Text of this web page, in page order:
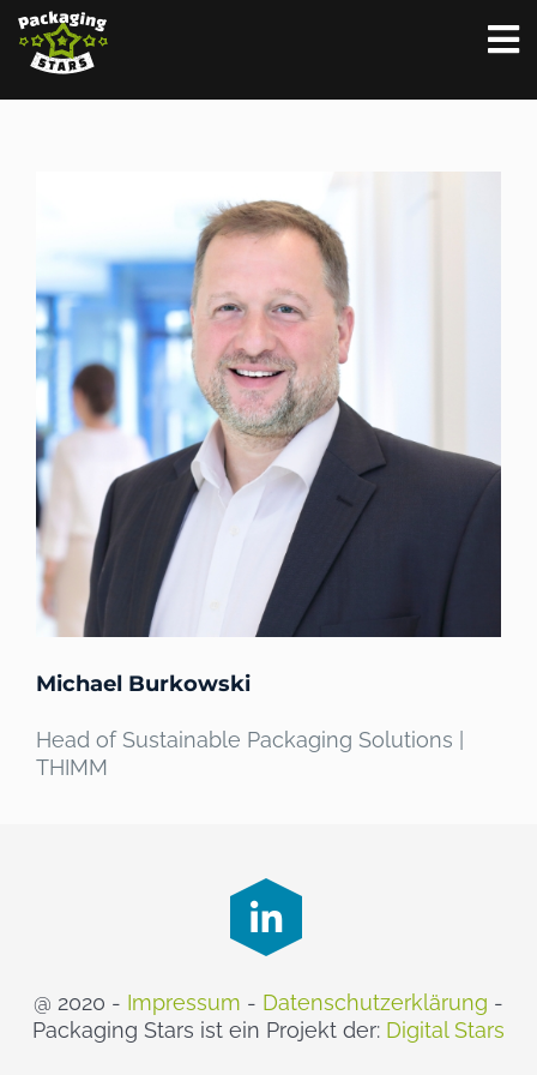
Michael Burkowski
Head of Sustainable Packaging Solutions |
THIMM
@ 2020 - Impressum - Datenschutzerklärung -
Packaging Stars ist ein Projekt der: Digital Stars